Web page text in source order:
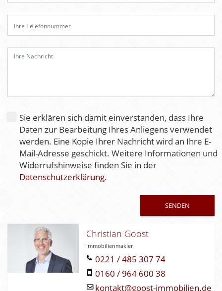
l
a
Sie erklären sich damit einverstanden, dass Ihre
Daten zur Bearbeitung Ihres Anliegens verwendet
werden. Eine Kopie Ihrer Nachricht wird an Ihre E-
Mail-Adresse geschickt. Weitere Informationen und
Widerrufshinweise finden Sie in der
Datenschutzerklärung.
Christian Goost
Immobilienmakler
0221 / 485 307 74
0160 / 964 600 38
kontakt@goost-immobilien.de